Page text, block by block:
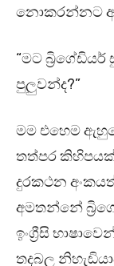
නොකරන්නට
“මට
පුලුවන්ද?”
මම එහෙම
තත්පර කිහිපයක්
දුරකථන
අමතන්නේ
ඉංග්‍රීසි
තදබල